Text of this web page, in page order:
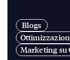
Blogs
Marketing su